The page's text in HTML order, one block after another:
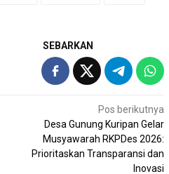
SEBARKAN
Pos berikutnya
Desa Gunung Kuripan Gelar
Musyawarah RKPDes 2026:
Prioritaskan Transparansi dan
Inovasi